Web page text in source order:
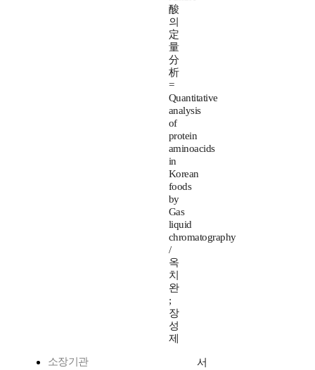
酸
의
定
量
分
析
=
Quantitative
analysis
of
protein
aminoacids
in
Korean
foods
by
Gas
liquid
chromatography
/
옥
치
완
;
장
성
제
소장기관 서